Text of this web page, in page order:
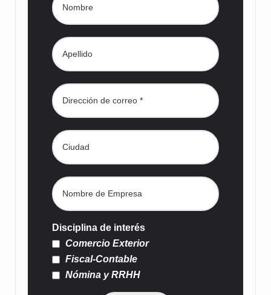
Disciplina de interés
Comercio Exterior
Fiscal-Contable
Nómina y RRHH